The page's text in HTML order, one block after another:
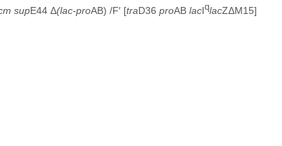
supE44 Δ(lac-proAB) /F′ [traD36 proAB lacIqlacZΔM15]